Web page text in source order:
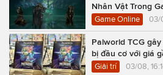
Nhân Vật Trong
Game Online 03/
Palworld TCG
bị đầu cơ với giá
Giải trí 03/08,